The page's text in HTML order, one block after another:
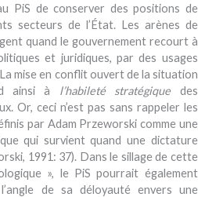
PiS de conserver des positions de
secteurs de l’État. Les arènes de
quand le gouvernement recourt à
et juridiques, par des usages
mise en conflit ouvert de la situation
ainsi à l’habileté stratégiquedes
Or, ceci n’est pas sans rappeler les
par Adam Przeworski comme une
qui survient quand une dictature
1991: 37). Dans le sillage de cette
», le PiS pourrait également
de sa déloyauté envers une